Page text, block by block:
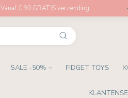
Vanaf € 90 GRATIS verzending
SALE -50% FIDGET TOYS